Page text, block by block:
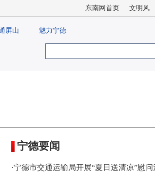
东南网首页 文明风
屏山 魅力宁德
宁德要闻
·宁德市交通运输局开展“夏日送清凉”慰问